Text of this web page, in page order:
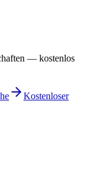
— kostenlos
Kostenloser